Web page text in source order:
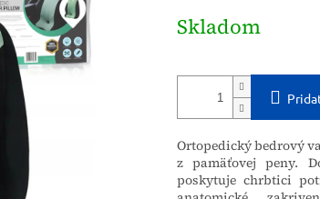
cena:
Skladom
Ortopedický bedrový
z pamäťovej peny.
poskytuje chrbtici